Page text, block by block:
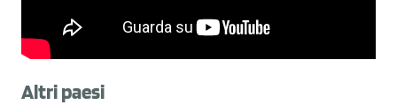
Altri paesi